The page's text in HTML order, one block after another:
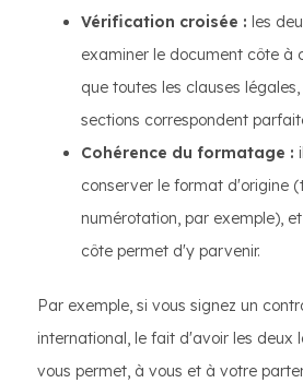
Vérification croisée : les
examiner le document côte à
que toutes les clauses
sections correspondent
Cohérence du formatage :
conserver le format d'origine
numérotation, par exemple),
côte permet d'y parvenir.
Par exemple, si vous signez un
international, le fait d'avoir les deux
vous permet, à vous et à votre